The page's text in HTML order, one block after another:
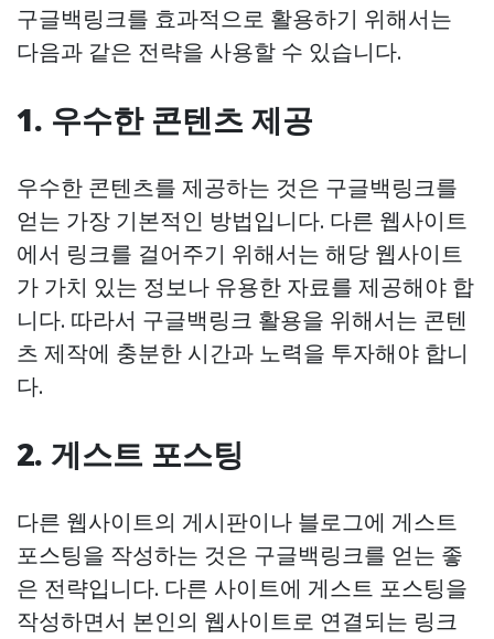
구글백링크를 효과적으로 활용하기 위해서는
다음과 같은 전략을 사용할 수 있습니다.
1. 우수한 콘텐츠 제공
우수한 콘텐츠를 제공하는 것은 구글백링크를
얻는 가장 기본적인 방법입니다. 다른 웹사이트
에서 링크를 걸어주기 위해서는 해당 웹사이트
가 가치 있는 정보나 유용한 자료를 제공해야 합
니다. 따라서 구글백링크 활용을 위해서는 콘텐
츠 제작에 충분한 시간과 노력을 투자해야 합니
다.
2. 게스트 포스팅
다른 웹사이트의 게시판이나 블로그에 게스트
포스팅을 작성하는 것은 구글백링크를 얻는 좋
은 전략입니다. 다른 사이트에 게스트 포스팅을
작성하면서 본인의 웹사이트로 연결되는 링크